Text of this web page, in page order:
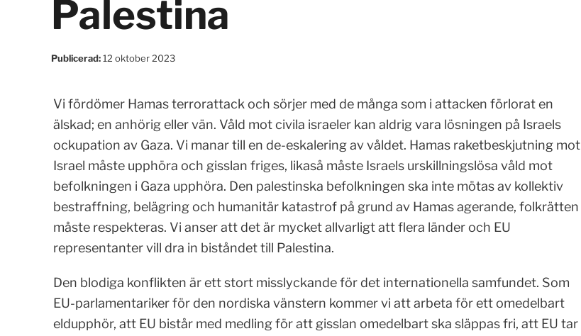
Palestina
Publicerad:12 oktober 2023
Vi fördömer Hamas terrorattack och sörjer med de många som i attacken förlorat en
älskad; en anhörig eller vän. Våld mot civila israeler kan aldrig vara lösningen på Israels
ockupation av Gaza. Vi manar till en de-eskalering av våldet. Hamas raketbeskjutning mot
Israel måste upphöra och gisslan friges, likaså måste Israels urskillningslösa våld mot
befolkningen i Gaza upphöra. Den palestinska befolkningen ska inte mötas av kollektiv
bestraffning, belägring och humanitär katastrof på grund av Hamas agerande, folkrätten
måste respekteras. Vi anser att det är mycket allvarligt att flera länder och EU
representanter vill dra in biståndet till Palestina.
Den blodiga konflikten är ett stort misslyckande för det internationella samfundet. Som
EU-parlamentariker för den nordiska vänstern kommer vi att arbeta för ett omedelbart
eldupphör, att EU bistår med medling för att gisslan omedelbart ska släppas fri, att EU tar